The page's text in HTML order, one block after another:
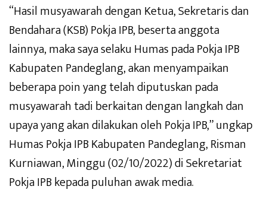
“Hasil musyawarah dengan Ketua, Sekretaris dan
Bendahara (KSB) Pokja IPB, beserta anggota
lainnya, maka saya selaku Humas pada Pokja IPB
Kabupaten Pandeglang, akan menyampaikan
beberapa poin yang telah diputuskan pada
musyawarah tadi berkaitan dengan langkah dan
upaya yang akan dilakukan oleh Pokja IPB,” ungkap
Humas Pokja IPB Kabupaten Pandeglang, Risman
Kurniawan, Minggu (02/10/2022) di Sekretariat
Pokja IPB kepada puluhan awak media.